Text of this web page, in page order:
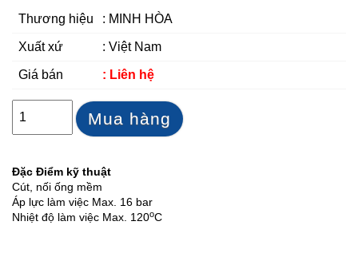
Thương hiệu : MINH HÒA
Xuất xứ : Việt Nam
Giá bán : Liên hệ
Mua hàng
Đặc Điểm kỹ thuật
Cút, nối ống mềm
Áp lực làm việc Max. 16 bar
Nhiệt độ làm việc Max. 120oC